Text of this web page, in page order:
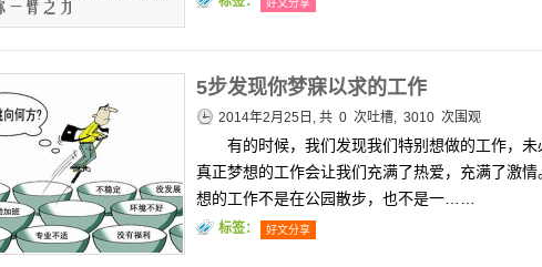
好文分享
5步发现你梦寐以求的工作
2014年2月25日, 共 0 次吐槽, 3010 次围观
有的时候，我们发现我们特别想做的工作，未
真正梦想的工作会让我们充满了热爱，充满了激
想的工作不是在公园散步，也不是一……
标签：
好文分享